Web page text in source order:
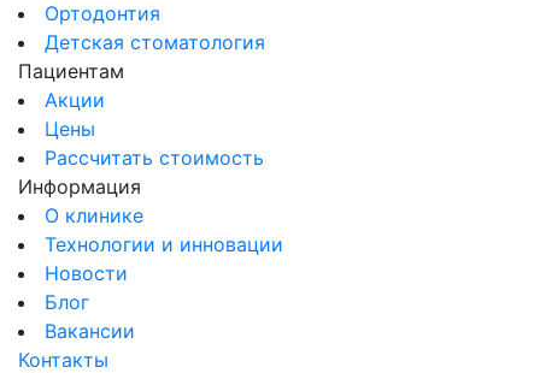
Ортодонтия
Детская стоматология
Пациентам
Акции
Цены
Рассчитать стоимость
Информация
О клинике
Технологии и инновации
Новости
Блог
Вакансии
Контакты